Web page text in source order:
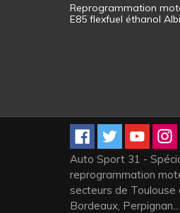
Reprogrammation
E85 flexfuel éthanol Albi
Auto Sport 31 -
reprogrammation
secteurs de Toulouse
Bordeaux, Perpignan...